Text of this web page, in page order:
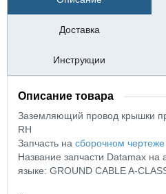
Доставка
Инструкции
Описание товара
Заземляющий провод крышки
RH
Запчасть на сборочном чертеже
Название запчасти Datamax на
языке: GROUND CABLE A-